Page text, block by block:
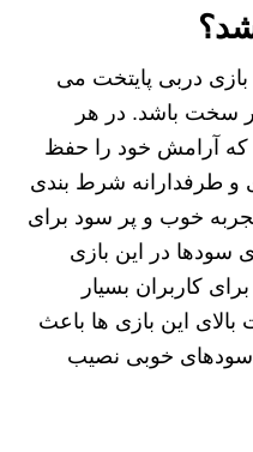
دربی پایتخت می
سخت باشد. در هر
که آرامش خود را حفظ
و طرفدارانه شرط بندی
خوب و پر سود برای
سودها در این بازی
کاربران بسیار
این بازی ها باعث
سودهای خوبی نصیب